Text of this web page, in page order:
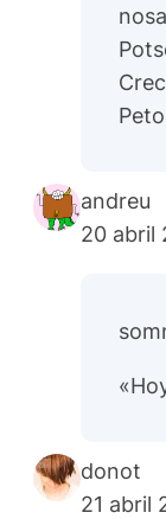
andreu
20 abril
donot
21 abril